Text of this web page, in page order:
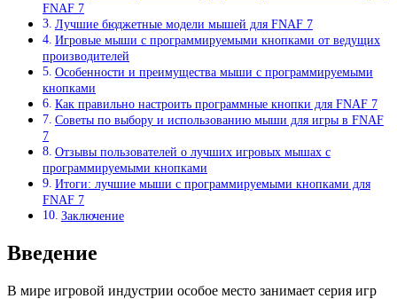
FNAF 7
Лучшие бюджетные модели мышей для FNAF 7
Игровые мыши с программируемыми кнопками от ведущих
производителей
Особенности и преимущества мыши с программируемыми
кнопками
Как правильно настроить программные кнопки для FNAF 7
Советы по выбору и использованию мыши для игры в FNAF
7
Отзывы пользователей о лучших игровых мышах с
программируемыми кнопками
Итоги: лучшие мыши с программируемыми кнопками для
FNAF 7
Заключение
Введение
В мире игровой индустрии особое место занимает серия игр